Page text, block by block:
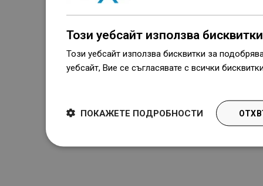
Този уебсайт използва бисквитки
Този уебсайт използва бисквитки за
уебсайт, Вие се съгласявате с всички
ПОКАЖЕТЕ ПОДРОБНОСТИ